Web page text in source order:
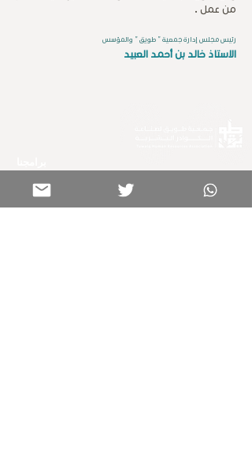
من عمل .
رئيس مجلس إدارة جمعية " طويق " والمؤسس
الاستاذ خالد بن أحمد العبيد
الرئيسية
0599582725